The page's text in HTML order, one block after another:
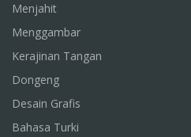
Menjahit
Menggambar
Kerajinan Tangan
Dongeng
Desain Grafis
Bahasa Turki